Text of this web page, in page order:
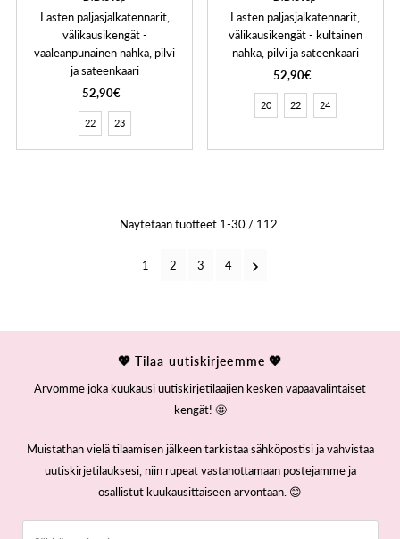
Lasten paljasjalkatennarit,
välikausikengät -
vaaleanpunainen nahka, pilvi
ja sateenkaari
52,90€
22 23
Lasten paljasjalkatennarit,
välikausikengät - kultainen
nahka, pilvi ja sateenkaari
52,90€
20 22 24
Näytetään tuotteet 1-30 / 112.
1 2 3 4
💖 Tilaa uutiskirjeemme 💖
Arvomme joka kuukausi uutiskirjetilaajien kesken vapaavalintaiset
kengät! 🤩
Muistathan vielä tilaamisen jälkeen tarkistaa sähköpostisi ja vahvistaa
uutiskirjetilauksesi, niin rupeat vastanottamaan postejamme ja
osallistut kuukausittaiseen arvontaan. 😊